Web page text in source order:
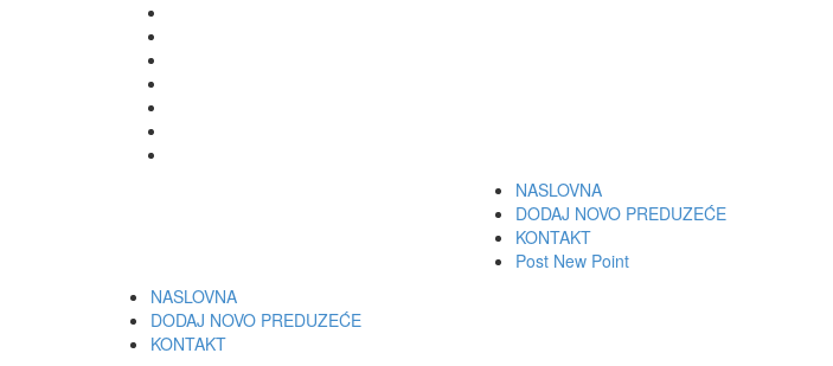
NASLOVNA
DODAJ NOVO PREDUZEĆE
KONTAKT
Post New Point
NASLOVNA
DODAJ NOVO PREDUZEĆE
KONTAKT